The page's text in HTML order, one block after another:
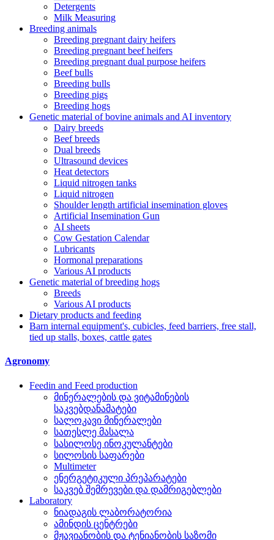
Detergents
Milk Measuring
Breeding animals
Breeding pregnant dairy heifers
Breeding pregnant beef heifers
Breeding pregnant dual purpose heifers
Beef bulls
Breeding bulls
Breeding pigs
Breeding hogs
Genetic material of bovine animals and AI inventory
Dairy breeds
Beef breeds
Dual breeds
Ultrasound devices
Heat detectors
Liquid nitrogen tanks
Liquid nitrogen
Shoulder length artificial insemination gloves
Artificial Insemination Gun
AI sheets
Cow Gestation Calendar
Lubricants
Hormonal preparations
Various AI products
Genetic material of breeding hogs
Breeds
Various AI products
Dietary products and feeding
Barn internal equipment's, cubicles, feed barriers, free stall,
tied up stalls, boxes, cattle gates
Agronomy
Feedin and Feed production
მინერალების და ვიტამინების
საკვებდანამატები
სალოკავი მინერალები
სათესლე მასალა
სასილოსე ინოკულანტები
სილოსის საფარები
Multimeter
ენერგეტიკული პრეპარატები
საკვებ შემრევები და დამრიგებლები
Laboratory
ნიადაგის ლაბორატორია
ამინდის ცენტრები
მჟავიანობის და ტენიანობის საზომი